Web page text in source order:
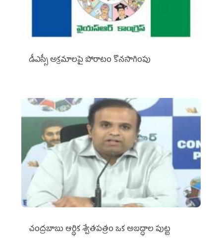
డీఎస్సీ అక్రమాలపై పోరాటం కొనసాగింపు
చంద్రబాబు ఆర్థిక శ్వేతపత్రం ఒక అబద్ధాల పుట్ట